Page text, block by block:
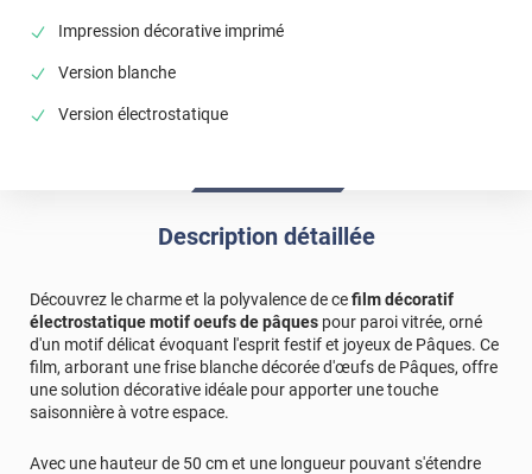
Impression décorative imprimé
Version blanche
Version électrostatique
Description détaillée
Découvrez le charme et la polyvalence de cefilm décoratif
électrostatique motif oeufs de pâques pour paroi vitrée, orné
d'un motif délicat évoquant l'esprit festif et joyeux de Pâques. Ce
film, arborant une frise blanche décorée d'œufs de Pâques, offre
une solution décorative idéale pour apporter une touche
saisonnière à votre espace.
Avec une hauteur de 50 cm et une longueur pouvant s'étendre